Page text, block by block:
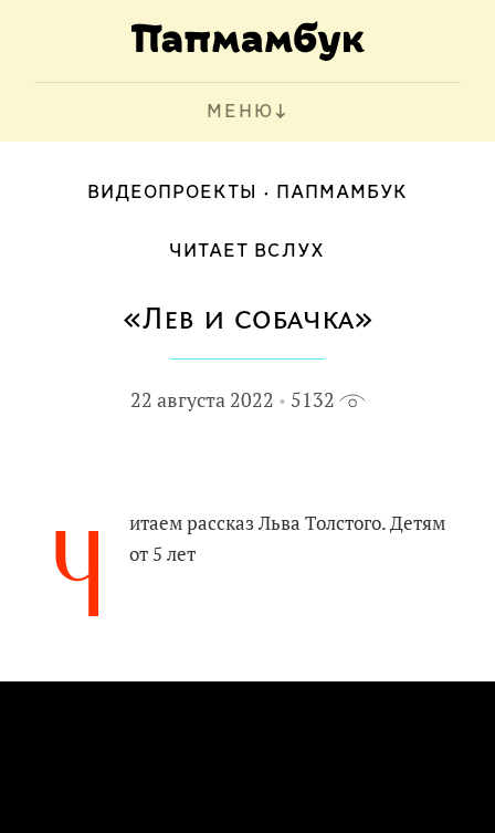
МЕНЮ
ВИДЕОПРОЕКТЫ ПАПМАМБУК
ЧИТАЕТ ВСЛУХ
«Лев и собачка»
22 августа 2022 5132
Ч
итаем рассказ Льва Толстого. Детям
от 5 лет